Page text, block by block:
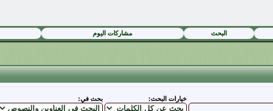
البحث مشاركات اليوم
خيارات البحث: بحث في: